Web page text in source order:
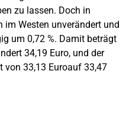
zu lassen. Doch in
im Westen unverändert und
um 0,72 %. Damit beträgt
34,19 Euro, und der
von 33,13 Euroauf 33,47